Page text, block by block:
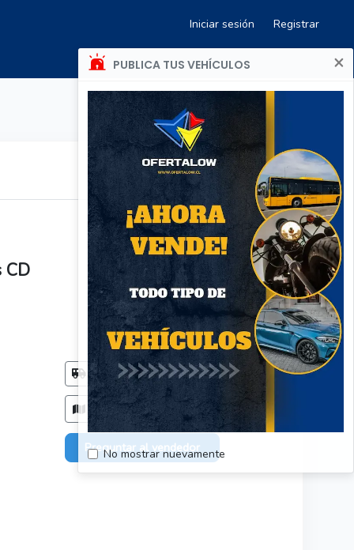
Iniciar sesión Registrar
PUBLICA TUS VEHÍCULOS ×
No mostrar nuevamente
CD
Método de entrega
Acordar con el comprador
Zonas de entrega
Todo el país, sin restriciones.
Preguntar al vendedor